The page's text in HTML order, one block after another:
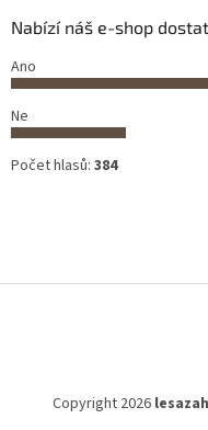
Nabízí náš e-shop
Ano
Ne
Počet hlasů: 384
Copyright 2026